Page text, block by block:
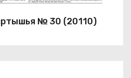
№ 30 (20110)